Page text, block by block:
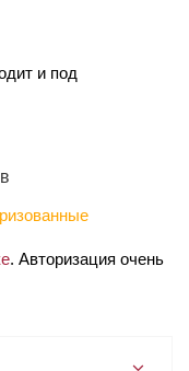
и под
. Авторизация очень